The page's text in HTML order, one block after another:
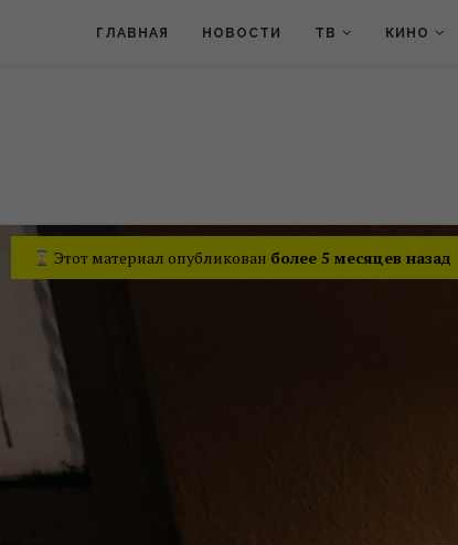
ГЛАВНАЯ НОВОСТИ ТВ КИНО
Этот материал опубликован более 5 месяцев назад